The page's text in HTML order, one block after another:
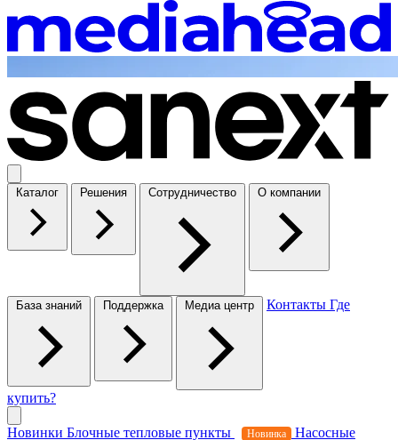
Каталог Решения Сотрудничество О компании
База знаний Поддержка Медиа центр Контакты Где
купить?
Новинки Блочные тепловые пункты Новинка Насосные